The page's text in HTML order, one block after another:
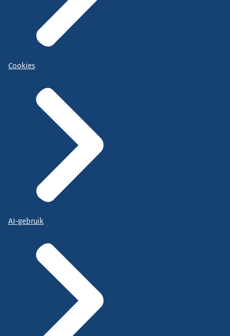
Cookies
AI-gebruik